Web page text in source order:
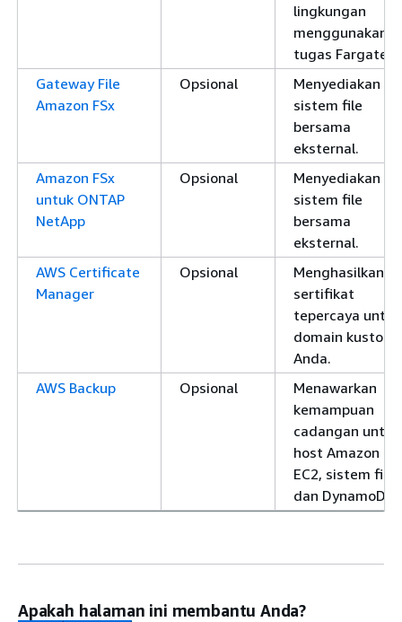
lingkungan
menggunakan
tugas Fargate.
Gateway File
Amazon FSx
Opsional
Menyediakan
sistem file
bersama
eksternal.
Amazon FSx
untuk ONTAP
NetApp
Opsional
Menyediakan
sistem file
bersama
eksternal.
AWS Certificate
Manager
Opsional
Menghasilkan
sertifikat
tepercaya untuk
domain kustom
Anda.
AWS Backup
Opsional
Menawarkan
kemampuan
cadangan untuk
host Amazon
EC2, sistem file,
dan DynamoDB.
Apakah halaman ini membantu Anda?